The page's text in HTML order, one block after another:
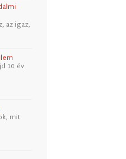
az igaz,
10 év
mit